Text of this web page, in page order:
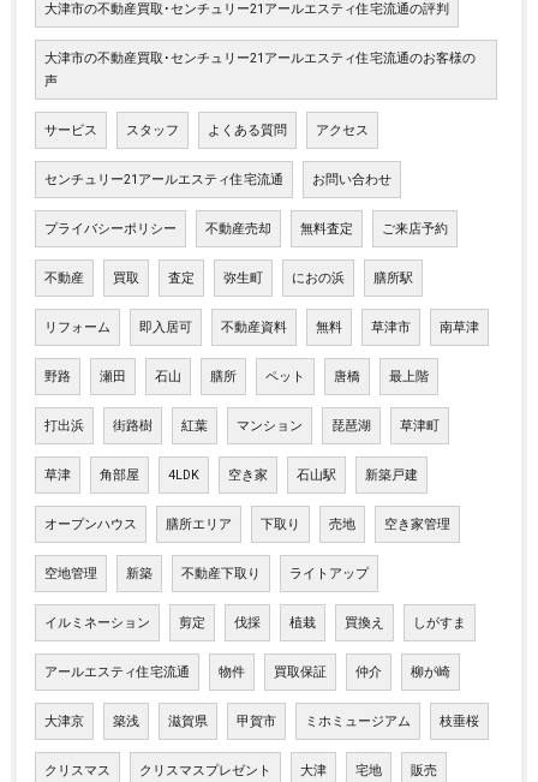
大津市の不動産買取･センチュリー21アールエスティ住宅流通の評判
大津市の不動産買取･センチュリー21アールエスティ住宅流通のお客様の
声
サービス スタッフ よくある質問 アクセス
センチュリー21アールエスティ住宅流通 お問い合わせ
プライバシーポリシー 不動産売却 無料査定 ご来店予約
不動産 買取 査定 弥生町 におの浜 膳所駅
リフォーム 即入居可 不動産資料 無料 草津市 南草津
野路 瀬田 石山 膳所 ペット 唐橋 最上階
打出浜 街路樹 紅葉 マンション 琵琶湖 草津町
草津 角部屋 4LDK 空き家 石山駅 新築戸建
オープンハウス 膳所エリア 下取り 売地 空き家管理
空地管理 新築 不動産下取り ライトアップ
イルミネーション 剪定 伐採 植栽 買換え しがすま
アールエスティ住宅流通 物件 買取保証 仲介 柳が崎
大津京 築浅 滋賀県 甲賀市 ミホミュージアム 枝垂桜
クリスマス クリスマスプレゼント 大津 宅地 販売